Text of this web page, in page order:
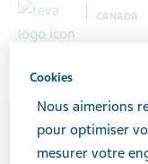
CANADA
Canada
Cookies
Nous aimerions
pour optimiser
mesurer votre